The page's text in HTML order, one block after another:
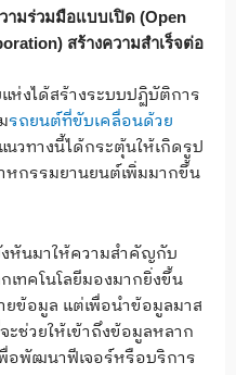
ามร่วมมือแบบเปิด (Open
สร้างความสำเร็จต่อ
ห่งได้สร้างระบบปฏิบัติการ
รถยนต์ที่ขับเคลื่อนด้วย
นวทางนี้ได้กระตุ้นให้เกิดรูป
หกรรมยานยนต์เพิ่มมากขึ้น
หันมาให้ความสำคัญกับ
ทคโนโลยีมองมากยิ่งขึ้น
ยข้อมูล แต่เพื่อนำข้อมูลมาส
ช่วยให้เข้าถึงข้อมูลหลาก
อพัฒนาฟีเจอร์หรือบริการ